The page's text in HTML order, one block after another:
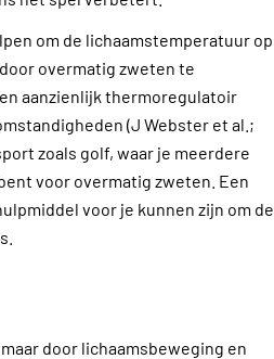
om de lichaamstemperatuur op
overmatig zweten te
aanzienlijk thermoregulatoir
(J Webster et al.;
zoals golf, waar je meerdere
voor overmatig zweten. Een
voor je kunnen zijn om de
door lichaamsbeweging en